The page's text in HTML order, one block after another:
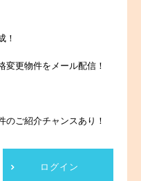
！
変更物件をメール配信！
のご紹介チャンスあり！
ログイン